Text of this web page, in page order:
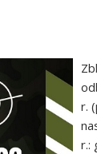
r.
r.: